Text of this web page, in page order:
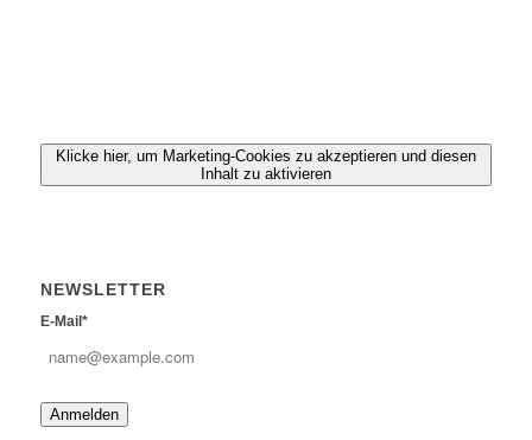
Klicke hier, um Marketing-Cookies zu akzeptieren und diesen
Inhalt zu aktivieren
NEWSLETTER
E-Mail*
Anmelden